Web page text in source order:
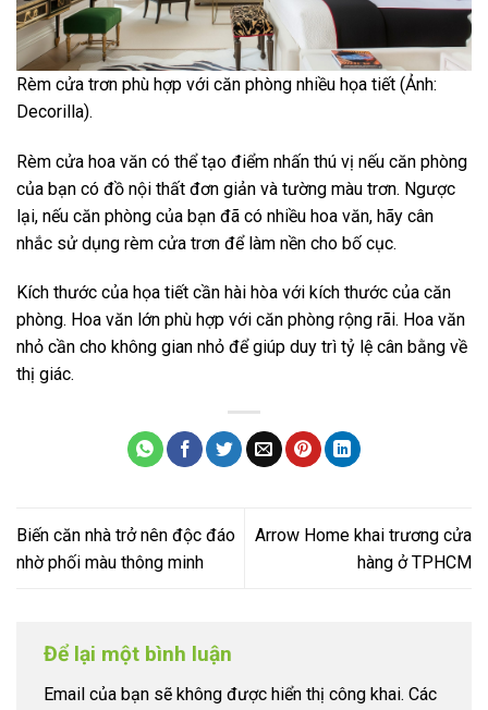
Rèm cửa trơn phù hợp với căn phòng nhiều họa tiết (Ảnh:
Decorilla).
Rèm cửa hoa văn có thể tạo điểm nhấn thú vị nếu căn phòng
của bạn có đồ nội thất đơn giản và tường màu trơn. Ngược
lại, nếu căn phòng của bạn đã có nhiều hoa văn, hãy cân
nhắc sử dụng rèm cửa trơn để làm nền cho bố cục.
Kích thước của họa tiết cần hài hòa với kích thước của căn
phòng. Hoa văn lớn phù hợp với căn phòng rộng rãi. Hoa văn
nhỏ cần cho không gian nhỏ để giúp duy trì tỷ lệ cân bằng về
thị giác.
Biến căn nhà trở nên độc đáo
nhờ phối màu thông minh
Arrow Home khai trương cửa
hàng ở TPHCM
Để lại một bình luận
Email của bạn sẽ không được hiển thị công khai. Các